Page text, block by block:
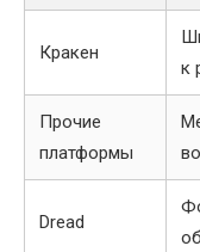
Кракен
к
Прочие
платформы
Dread